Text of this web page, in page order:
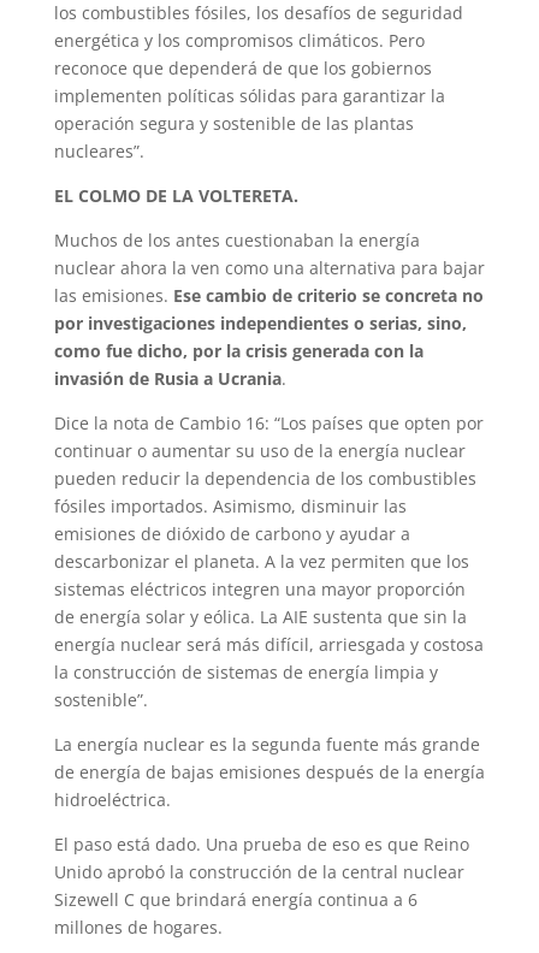
los combustibles fósiles, los desafíos de seguridad
energética y los compromisos climáticos. Pero
reconoce que dependerá de que los gobiernos
implementen políticas sólidas para garantizar la
operación segura y sostenible de las plantas
nucleares”.
EL COLMO DE LA VOLTERETA.
Muchos de los antes cuestionaban la energía
nuclear ahora la ven como una alternativa para bajar
las emisiones. Ese cambio de criterio se concreta no
por investigaciones independientes o serias, sino,
como fue dicho, por la crisis generada con la
invasión de Rusia a Ucrania.
Dice la nota de Cambio 16: “Los países que opten por
continuar o aumentar su uso de la energía nuclear
pueden reducir la dependencia de los combustibles
fósiles importados. Asimismo, disminuir las
emisiones de dióxido de carbono y ayudar a
descarbonizar el planeta. A la vez permiten que los
sistemas eléctricos integren una mayor proporción
de energía solar y eólica. La AIE sustenta que sin la
energía nuclear será más difícil, arriesgada y costosa
la construcción de sistemas de energía limpia y
sostenible”.
La energía nuclear es la segunda fuente más grande
de energía de bajas emisiones después de la energía
hidroeléctrica.
El paso está dado. Una prueba de eso es que Reino
Unido aprobó la construcción de la central nuclear
Sizewell C que brindará energía continua a 6
millones de hogares.